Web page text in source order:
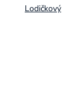
Lodičkový